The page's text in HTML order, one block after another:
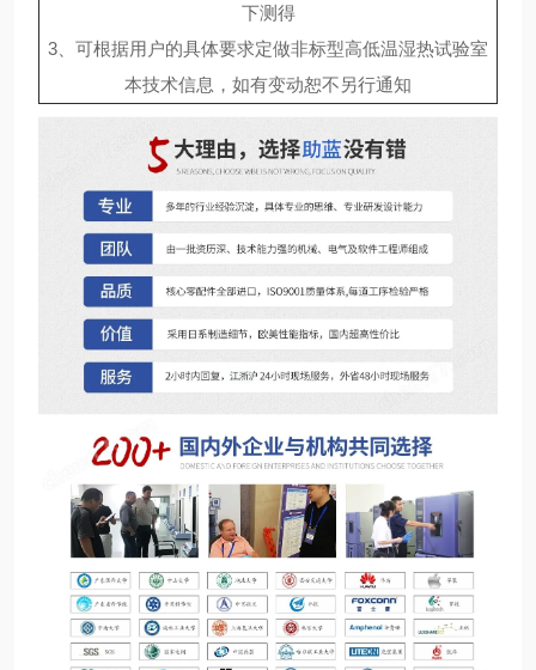
下测得
3、可根据用户的具体要求定做非标型高低温湿热试验室
本技术信息，如有变动恕不另行通知